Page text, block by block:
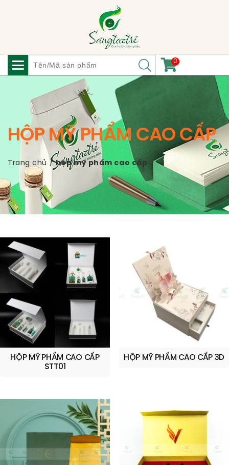
0
HỘP MỸ PHẨM CAO CẤP
Trang chủ /hộp mỹ phẩm cao cấp
HỘP MỸ PHẨM CAO CẤP
STT01
HỘP MỸ PHẨM CAO CẤP 3D